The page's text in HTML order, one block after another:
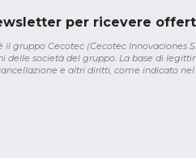
per ricevere
gruppo Cecotec (Cecotec Innovaciones
delle società del gruppo. La base di
e altri diritti, come indicato nel